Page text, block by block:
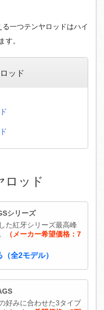
一つテンヤロッドはハイ
す。
ッド
ロッド
シリーズ
た紅牙シリーズ最高峰
（メーカー希望価格：7
全2モデル）
好みに合わせた3タイプ